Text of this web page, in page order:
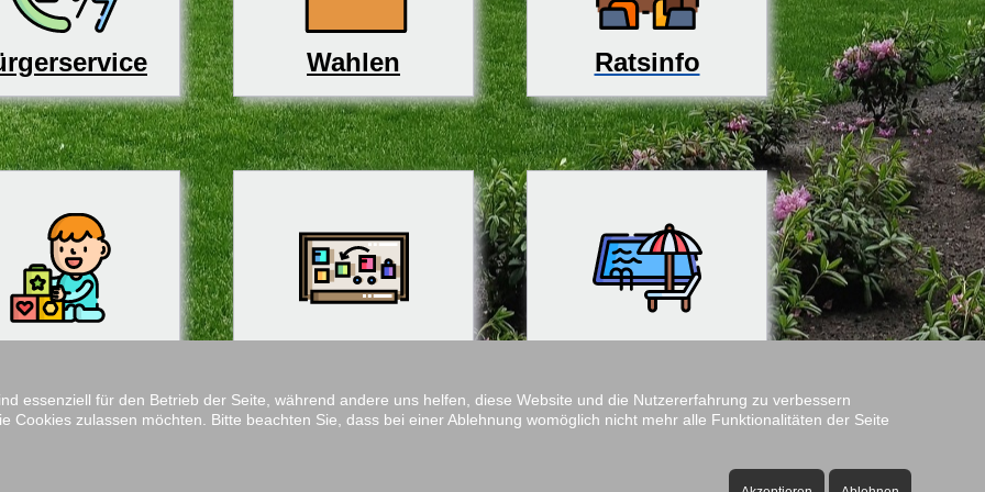
Wahlen Ratsinfo
essenziell für den Betrieb der Seite, während andere uns helfen, diese Website und die Nutzererfahrung zu verbessern
Cookies zulassen möchten. Bitte beachten Sie, dass bei einer Ablehnung womöglich nicht mehr alle Funktionalitäten der Seite